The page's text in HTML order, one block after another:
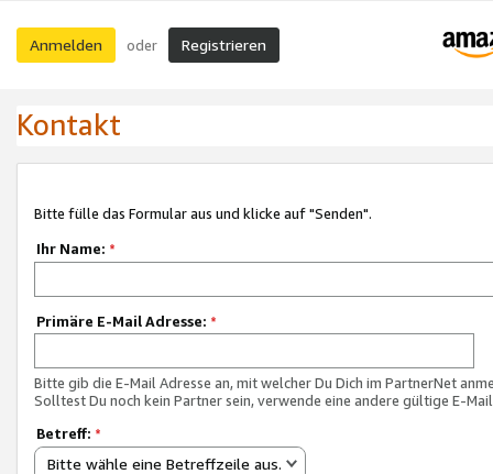
Anmelden oder Registrieren
Kontakt
Bitte fülle das Formular aus und klicke auf "Senden".
Ihr Name: *
Primäre E-Mail Adresse: *
Bitte gib die E-Mail Adresse an, mit welcher Du Dich im PartnerNet
Solltest Du noch kein Partner sein, verwende eine andere gültige E-
Betreff: *
Bitte wähle eine Betreffzeile aus.